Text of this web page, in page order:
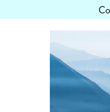
erfahren